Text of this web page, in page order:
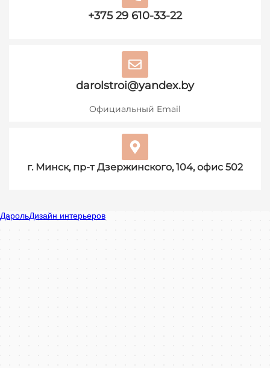
+375 29 610-33-22
darolstroi@yandex.by
Официальный Email
г. Минск, пр-т Дзержинского, 104, офис 502
Дароль в Минске